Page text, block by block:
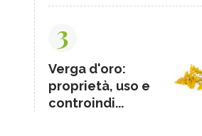
3
Verga d'oro:
proprietà, uso e
controindi...